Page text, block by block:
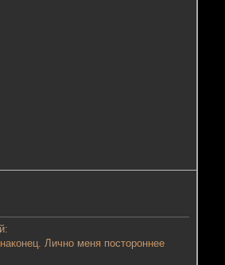
Лично меня постороннее